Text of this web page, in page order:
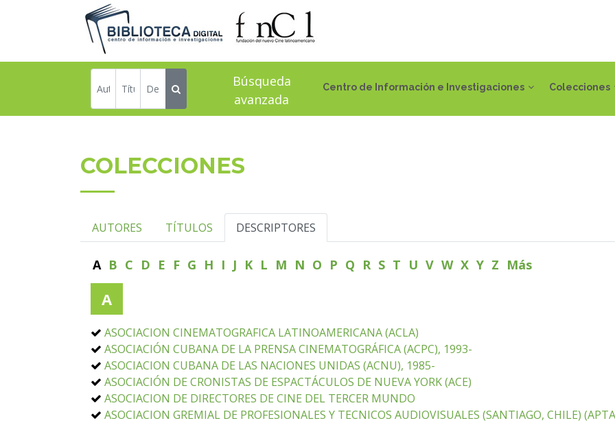
Centro de Información e Investigaciones Colecciones
Búsqueda
avanzada
COLECCIONES
AUTORES TÍTULOS DESCRIPTORES
A B C D E F G H I J K L M N O P Q R S T U V W X Y Z Más
A
ASOCIACION CINEMATOGRAFICA LATINOAMERICANA (ACLA)
ASOCIACIÓN CUBANA DE LA PRENSA CINEMATOGRÁFICA (ACPC), 1993-
ASOCIACION CUBANA DE LAS NACIONES UNIDAS (ACNU), 1985-
ASOCIACIÓN DE CRONISTAS DE ESPACTÁCULOS DE NUEVA YORK (ACE)
ASOCIACION DE DIRECTORES DE CINE DEL TERCER MUNDO
ASOCIACION GREMIAL DE PROFESIONALES Y TECNICOS AUDIOVISUALES (SANTIAGO, CHILE)